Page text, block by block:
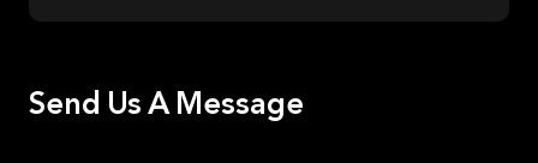
Send Us A Message